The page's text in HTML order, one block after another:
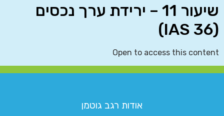
שיעור 11 – ירידת ערך נכסים
(IAS 36)
Open to access this content
אודות רגב גוטמן